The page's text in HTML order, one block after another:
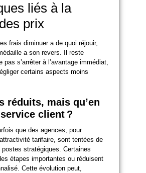
liés à la
prix
frais diminuer a de quoi réjouir,
a son revers. Il reste
pas s’arrêter à l’avantage immédiat,
certains aspects moins
réduits, mais qu’en
client ?
que des agences, pour
tarifaire, sont tentées de
postes stratégiques. Certaines
étapes importantes ou réduisent
Cette évolution peut,